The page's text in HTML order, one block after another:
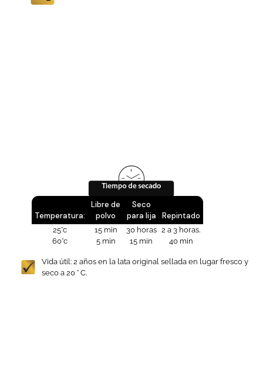
Temperatura:
Libre de
polvo
Seco
para lija
Repintado
25°c
60°c
15 min
5 min
30 horas
15 min
2 a 3 horas.
40 min
Vida útil: 2 años en la lata original sellada en lugar fresco y
seco a 20 ° C.